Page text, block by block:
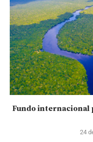
Fundo internacional
24